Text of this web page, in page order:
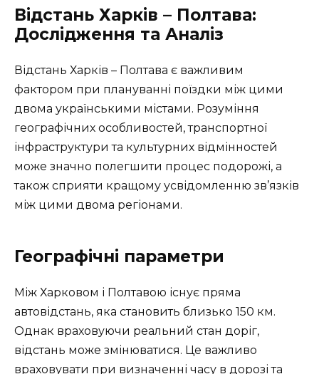
Відстань Харків – Полтава:
Дослідження та Аналіз
Відстань Харків – Полтава є важливим
фактором при плануванні поїздки між цими
двома українськими містами. Розуміння
географічних особливостей, транспортної
інфраструктури та культурних відмінностей
може значно полегшити процес подорожі, а
також сприяти кращому усвідомленню зв’язків
між цими двома регіонами.
Географічні параметри
Між Харковом і Полтавою існує пряма
автовідстань, яка становить близько 150 км.
Однак враховуючи реальний стан доріг,
відстань може змінюватися. Це важливо
враховувати при визначенні часу в дорозі та